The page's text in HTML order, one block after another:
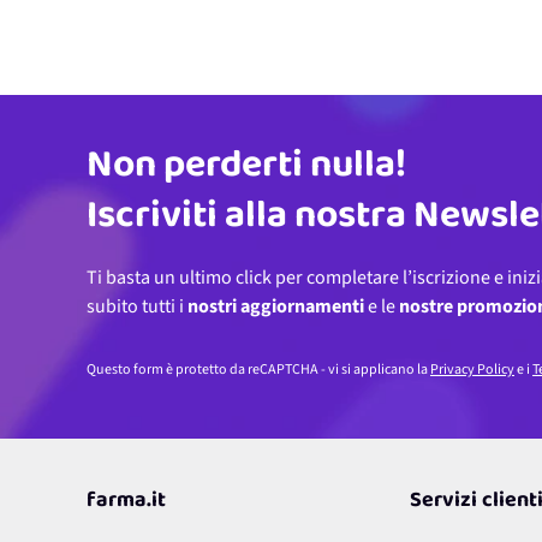
Indirizzo email
Non perderti nulla!
Iscriviti alla nostra
Ti basta un ultimo click per completare l’iscrizione e
subito tutti i nostri aggiornamentie lenostre
Questo form è protetto da reCAPTCHA - vi si applicano laPrivacy Policye i
farma.it Servizi clienti